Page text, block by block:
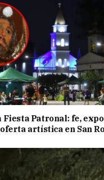
Fiesta Patronal: fe,
artística en San